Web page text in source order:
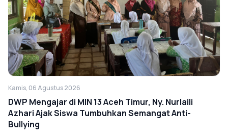
Kamis, 06 Agustus 2026
DWP Mengajar di MIN 13 Aceh Timur, Ny. Nurlaili
Azhari Ajak Siswa Tumbuhkan Semangat Anti-
Bullying